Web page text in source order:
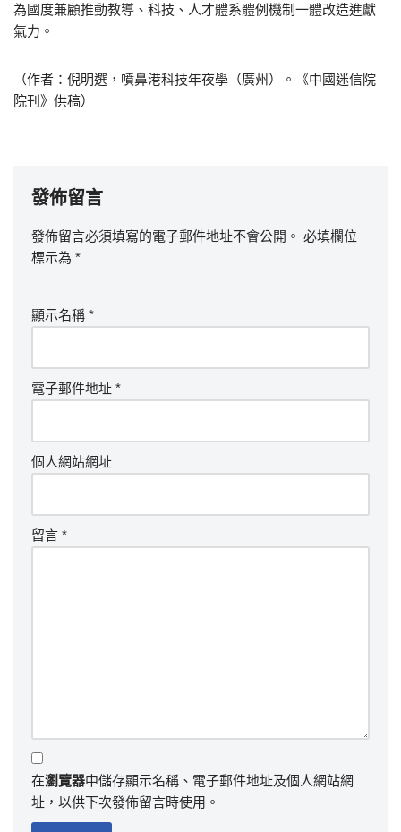
為國度兼顧推動教導、科技、人才體系體例機制一體改造進獻
氣力。
（作者：倪明選，噴鼻港科技年夜學（廣州）。《中國迷信院
院刊》供稿）
發佈留言
發佈留言必須填寫的電子郵件地址不會公開。 必填欄位
標示為 *
顯示名稱 *
電子郵件地址 *
個人網站網址
留言 *
在瀏覽器中儲存顯示名稱、電子郵件地址及個人網站網
址，以供下次發佈留言時使用。